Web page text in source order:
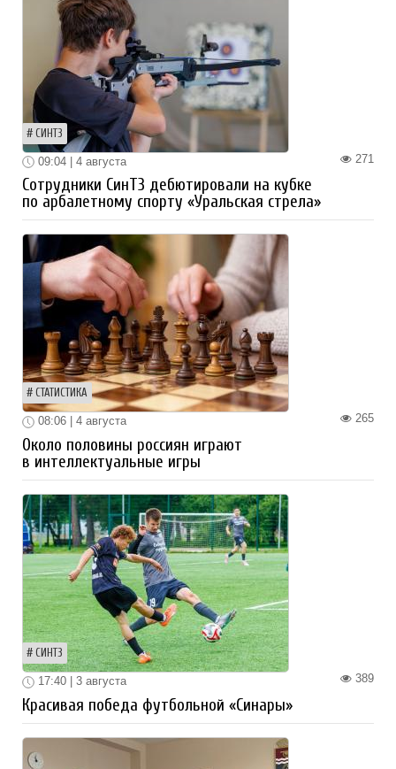
СИНТЗ
271
09:04 | 4 августа
Сотрудники СинТЗ дебютировали на кубке
по арбалетному спорту «Уральская стрела»
СТАТИСТИКА
265
08:06 | 4 августа
Около половины россиян играют
в интеллектуальные игры
СИНТЗ
389
17:40 | 3 августа
Красивая победа футбольной «Синары»